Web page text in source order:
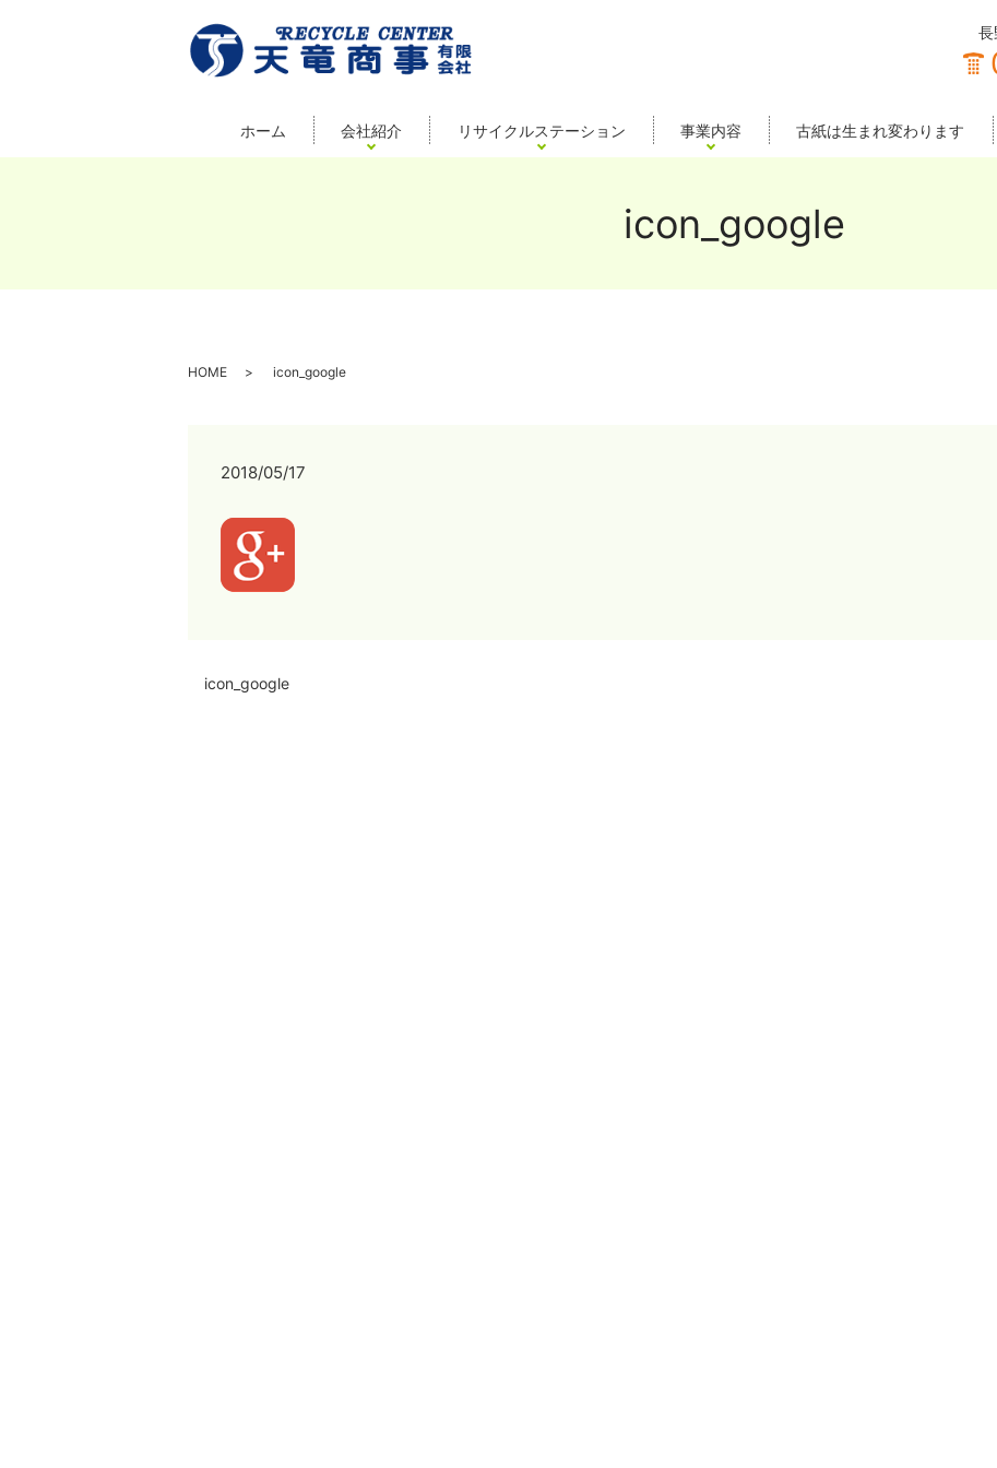
ホーム 会社紹介 リサイクルステーション 事業内容 古紙は生まれ変わります
icon_google
HOME icon_google
2018/05/17
icon_google